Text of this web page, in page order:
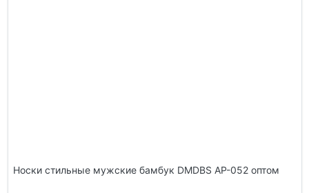
Носки стильные мужские бамбук DMDBS АР-052 оптом